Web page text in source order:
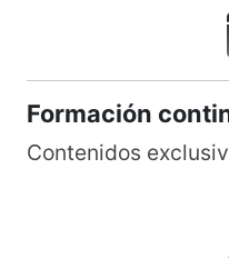
Formación
Contenidos